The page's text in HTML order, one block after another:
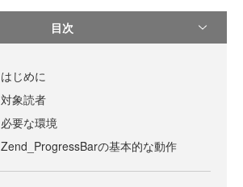
目次
はじめに
対象読者
必要な環境
Zend_ProgressBarの基本的な動作